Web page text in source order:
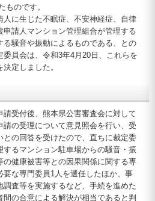
ものです。
に生じた不眠症、不安神経症、自律
請人マンション管理組合が管理する
る騒音や振動によるものである、との
員会は、令和3年4月20日、これらを
定しました。
受付後、熊本県公害審査会に対して
の受理について意見照会を行い、受
の回答を受けたので、直ちに裁定委
するマンション駐車場からの騒音・振
健康被害等との因果関係に関する専
要な専門委員1人を選任したほか、事
査等を実施するなど、手続を進めた
の合意による解決が相当であると判